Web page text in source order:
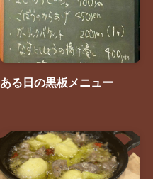
ある日の黒板メニュー